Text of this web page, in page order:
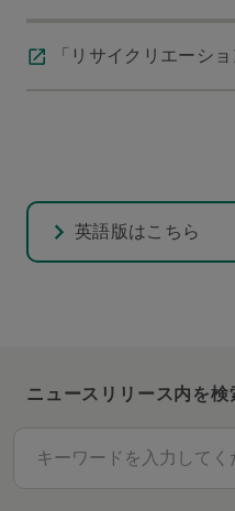
「リサイクリエーシ
英語版はこちら
ニュースリリース内を検